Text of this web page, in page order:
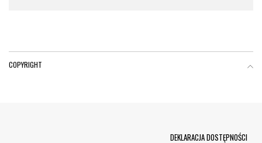
COPYRIGHT
DEKLARACJA DOSTĘPNOŚCI